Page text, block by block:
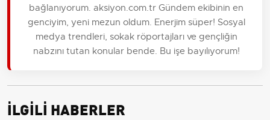
bağlanıyorum. aksiyon.com.tr Gündem ekibinin en
genciyim, yeni mezun oldum. Enerjim süper! Sosyal
medya trendleri, sokak röportajları ve gençliğin
nabzını tutan konular bende. Bu işe bayılıyorum!
İLGİLİ HABERLER